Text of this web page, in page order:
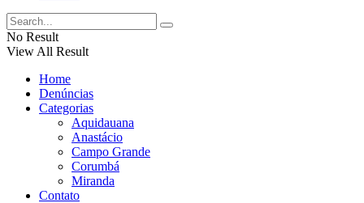
No Result
View All Result
Home
Denúncias
Categorias
Aquidauana
Anastácio
Campo Grande
Corumbá
Miranda
Contato